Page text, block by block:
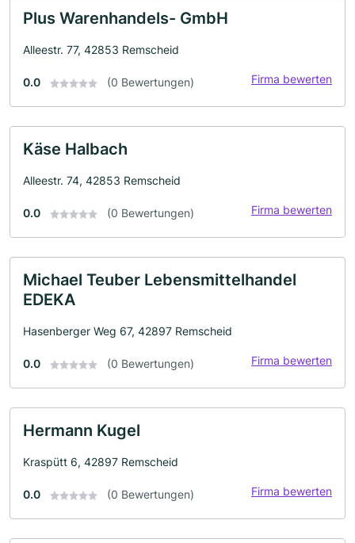
Plus Warenhandels- GmbH
Alleestr. 77, 42853 Remscheid
0.0 (0 Bewertungen) Firma bewerten
Käse Halbach
Alleestr. 74, 42853 Remscheid
0.0 (0 Bewertungen) Firma bewerten
Michael Teuber Lebensmittelhandel
EDEKA
Hasenberger Weg 67, 42897 Remscheid
0.0 (0 Bewertungen) Firma bewerten
Hermann Kugel
Kraspütt 6, 42897 Remscheid
0.0 (0 Bewertungen) Firma bewerten